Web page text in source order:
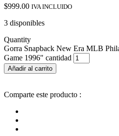
$999.00 IVA INCLUIDO
3 disponibles
Quantity
Gorra Snapback New Era MLB
Game 1996" cantidad
Añadir al carrito
Comparte este producto :